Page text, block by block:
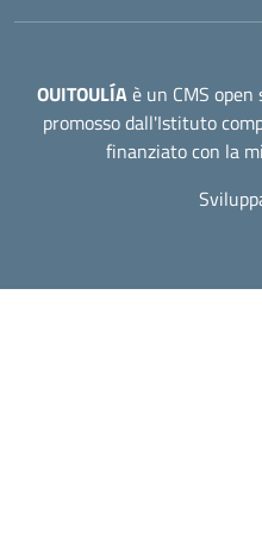
OUITOULÍAè un CMS
promosso dall'Istituto
finanziato con la